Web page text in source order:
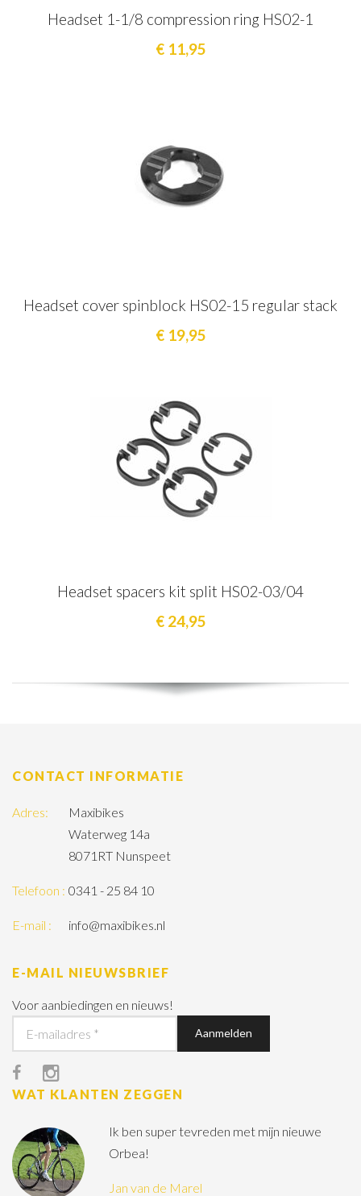
Headset 1-1/8 compression ring HS02-1
€ 11,95
Headset cover spinblock HS02-15 regular stack
€ 19,95
Headset spacers kit split HS02-03/04
€ 24,95
CONTACT INFORMATIE
Adres:
Maxibikes
Waterweg 14a
8071RT Nunspeet
Telefoon : 0341 - 25 84 10
E-mail : info@maxibikes.nl
E-MAIL NIEUWSBRIEF
Voor aanbiedingen en nieuws!
WAT KLANTEN ZEGGEN
Ik ben super tevreden met mijn nieuwe
Orbea!
Jan van de Marel